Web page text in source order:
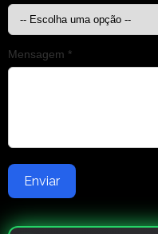
Mensagem *
Enviar